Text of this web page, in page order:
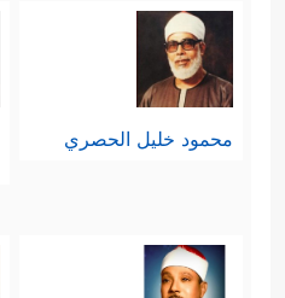
محمود خليل الحصري